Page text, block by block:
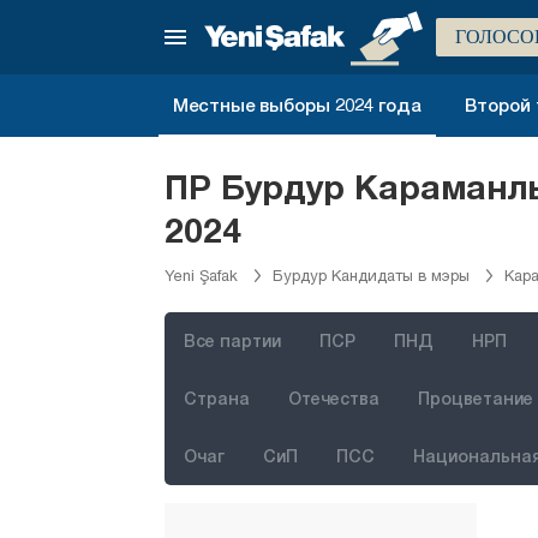
Местные выборы 2024 года Второй
ПР Бурдур
2024
Yeni Şafak Бурдур Кандидаты в мэры
Все партии ПСР ПНД НРП
Страна Отечества Процветание
Очаг СиП ПСС
Анталия
Балыкесир
Байбурт
Битлис